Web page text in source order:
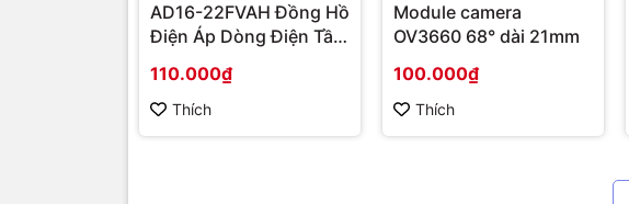
AD16-22FVAH Đồng Hồ
Điện Áp Dòng Điện Tần
110.000₫
Thích
Module camera
OV3660 68° dài 21mm
100.000₫
Thích